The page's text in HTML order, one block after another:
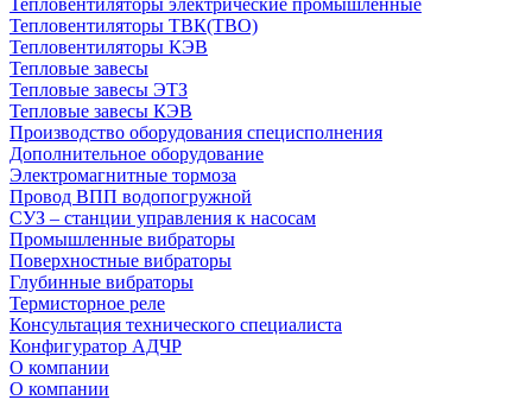
Тепловентиляторы электрические промышленные
Тепловентиляторы ТВК(ТВО)
Тепловентиляторы КЭВ
Тепловые завесы
Тепловые завесы ЭТЗ
Тепловые завесы КЭВ
Производство оборудования специсполнения
Дополнительное оборудование
Электромагнитные тормоза
Провод ВПП водопогружной
СУЗ – станции управления к насосам
Промышленные вибраторы
Поверхностные вибраторы
Глубинные вибраторы
Термисторное реле
Консультация технического специалиста
Конфигуратор АДЧР
О компании
О компании